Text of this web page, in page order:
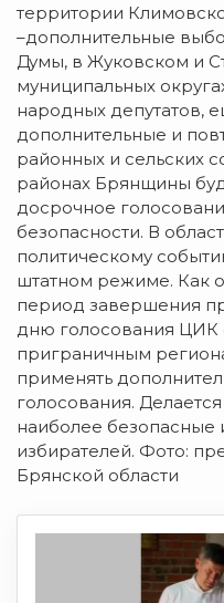
территории
–дополнительные
Думы, в Жуковском и
муниципальных
народных депутатов,
дополнительные и
районных и сельских
районах Брянщины
досрочное
безопасности. В
политическому
штатном режиме. Как
период завершения
дню голосования ЦИК
приграничным
применять
голосования.
наиболее безопасные
избирателей. Фото:
Брянской области